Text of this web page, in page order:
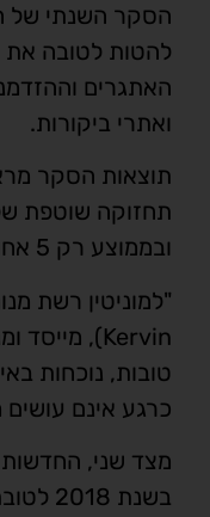
האתגרים
ואתרי ביקורות.
תחזוקה שוטפת
ובממוצע רק 5 אחוזים ומטה מהמטופלים מפרסמים ביקורת חיובית לאחר הטיפול.
טובות, נוכחות
כרגע אינם
מצד שני,
בשנת 2018 לטובת ניהול מוניטין באינטרנט.